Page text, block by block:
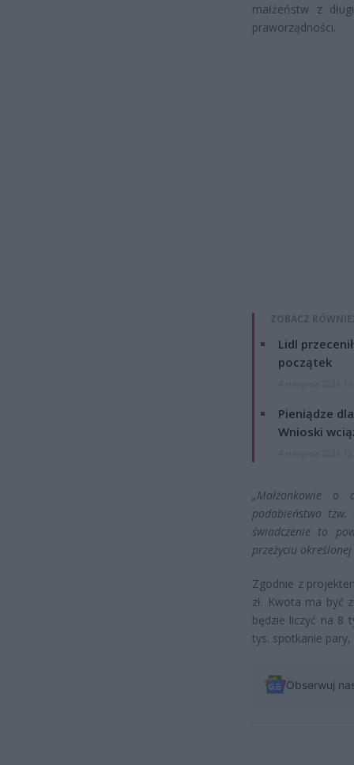
małżeństw z
praworządności.
ZOBACZ
Lidl
początek
Pieniądze
Wnioski
„Małżonkowie o
podobieństwo tzw.
świadczenie to
przeżyciu
Zgodnie z
zł. Kwota ma być
będzie liczyć na 8
tys. spotkanie
Obserwuj